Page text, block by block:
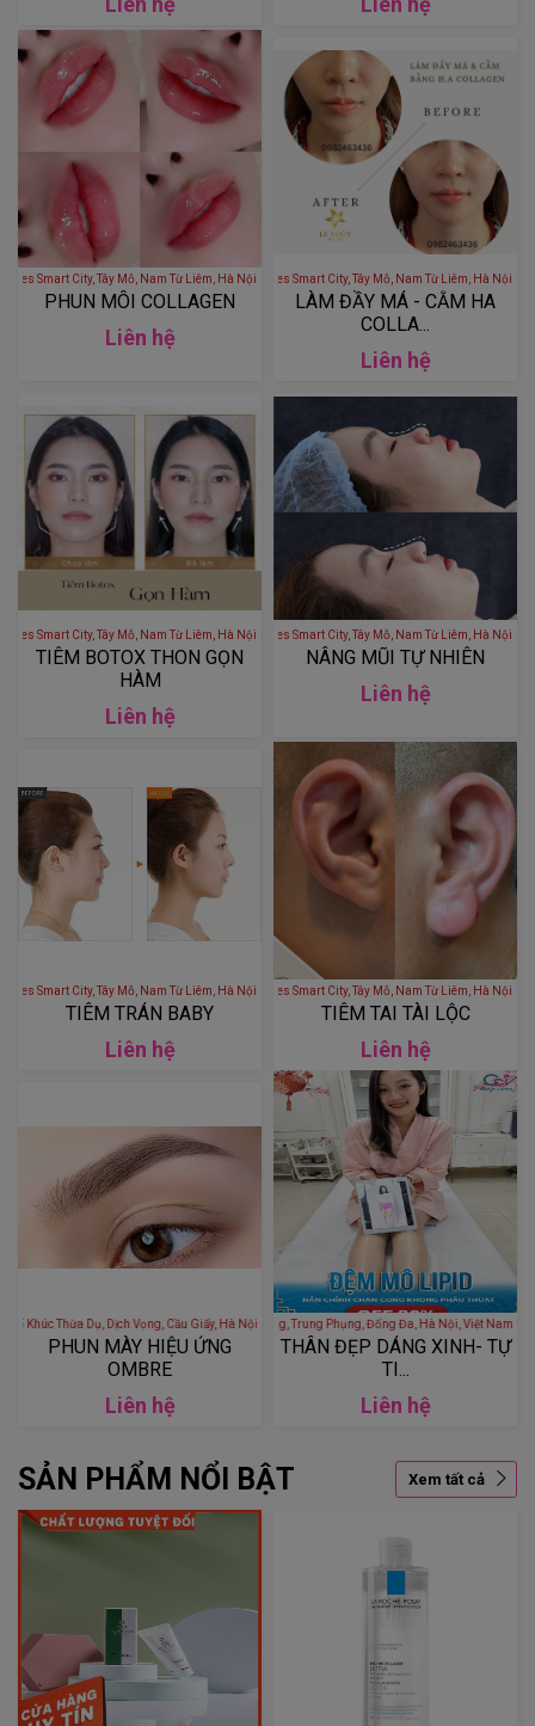
- S1.02 Vinhomes Smart City, Tây Mỗ, Nam Từ Liêm, Hà Nội, Việt Nam
PHUN MÔI COLLAGEN
Liên hệ
LÊ THÚY BEAUTY - S1.02 Vinhomes Smart City, Tây Mỗ, Nam Từ
LÀM ĐẦY MÁ - CẰM HA
COLLA...
Liên hệ
- S1.02 Vinhomes Smart City, Tây Mỗ, Nam Từ Liêm, Hà Nội, Việt Nam
TIÊM BOTOX THON GỌN
HÀM
Liên hệ
LÊ THÚY BEAUTY - S1.02 Vinhomes Smart City, Tây Mỗ, Nam Từ
NÂNG MŨI TỰ NHIÊN
Liên hệ
- S1.02 Vinhomes Smart City, Tây Mỗ, Nam Từ Liêm, Hà Nội, Việt Nam
TIÊM TRÁN BABY
Liên hệ
LÊ THÚY BEAUTY - S1.02 Vinhomes Smart City, Tây Mỗ, Nam Từ
TIÊM TAI TÀI LỘC
Liên hệ
SAO LY - 74 Phố Khúc Thừa Dụ, Dịch Vọng, Cầu Giấy, Hà Nội, Việt Nam
PHUN MÀY HIỆU ỨNG
OMBRE
Liên hệ
THẨM MỸ VIỆN QUỐC TẾ CCI - 104a Phố Trung Phụng, Trung Phụng, Đống Đa, Hà Nội,
THÂN ĐẸP DÁNG XINH- TỰ
TI...
Liên hệ
SẢN PHẨM NỔI BẬT Xem tất cả